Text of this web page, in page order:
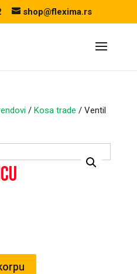
shop@flexima.rs
/ Kosa trade / Ventil